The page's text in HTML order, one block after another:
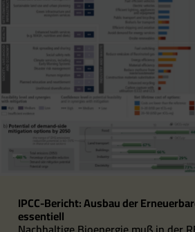
IPCC-Bericht: Ausbau der
essentiell